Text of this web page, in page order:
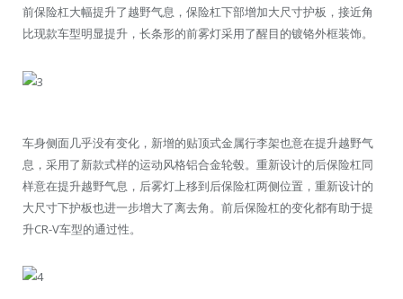
前保险杠大幅提升了越野气息，保险杠下部增加大尺寸护板，接近角
比现款车型明显提升，长条形的前雾灯采用了醒目的镀铬外框装饰。
车身侧面几乎没有变化，新增的贴顶式金属行李架也意在提升越野气
息，采用了新款式样的运动风格铝合金轮毂。重新设计的后保险杠同
样意在提升越野气息，后雾灯上移到后保险杠两侧位置，重新设计的
大尺寸下护板也进一步增大了离去角。前后保险杠的变化都有助于提
升CR-V车型的通过性。